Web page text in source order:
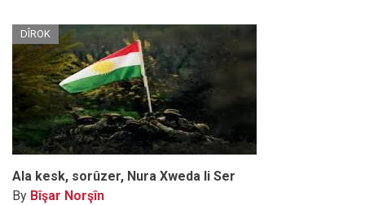
DÎROK
Ala kesk, sorûzer, Nura Xweda li Ser
By Bîşar Norşîn